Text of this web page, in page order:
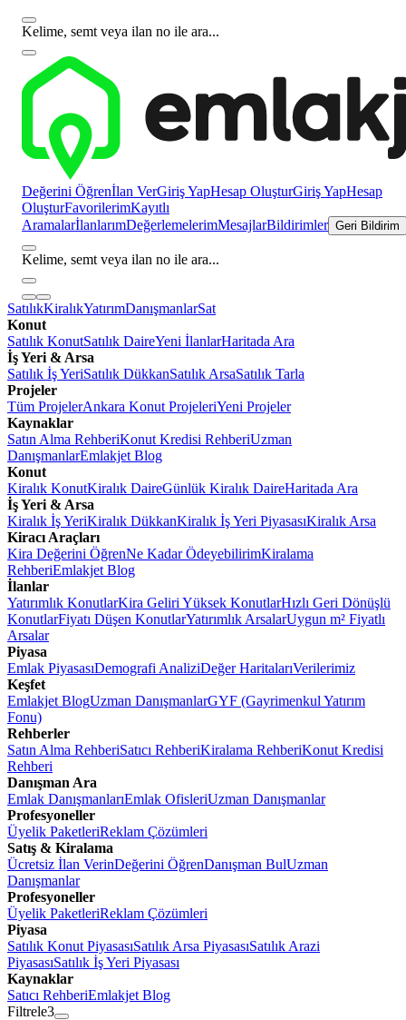
Kelime, semt veya ilan no ile ara...
Değerini Öğrenİlan VerGiriş YapHesap OluşturGiriş YapHesap
OluşturFavorilerimKayıtlı
AramalarİlanlarımDeğerlemelerimMesajlarBildirimler Geri Bildirim
Kelime, semt veya ilan no ile ara...
SatılıkKiralıkYatırımDanışmanlarSat
Konut
Satılık KonutSatılık DaireYeni İlanlarHaritada Ara
İş Yeri & Arsa
Satılık İş YeriSatılık DükkanSatılık ArsaSatılık Tarla
Projeler
Tüm ProjelerAnkara Konut ProjeleriYeni Projeler
Kaynaklar
Satın Alma RehberiKonut Kredisi RehberiUzman
DanışmanlarEmlakjet Blog
Konut
Kiralık KonutKiralık DaireGünlük Kiralık DaireHaritada Ara
İş Yeri & Arsa
Kiralık İş YeriKiralık DükkanKiralık İş Yeri PiyasasıKiralık Arsa
Kiracı Araçları
Kira Değerini ÖğrenNe Kadar ÖdeyebilirimKiralama
RehberiEmlakjet Blog
İlanlar
Yatırımlık KonutlarKira Geliri Yüksek KonutlarHızlı Geri Dönüşlü
KonutlarFiyatı Düşen KonutlarYatırımlık ArsalarUygun m² Fiyatlı
Arsalar
Piyasa
Emlak PiyasasıDemografi AnaliziDeğer HaritalarıVerilerimiz
Keşfet
Emlakjet BlogUzman DanışmanlarGYF (Gayrimenkul Yatırım
Fonu)
Rehberler
Satın Alma RehberiSatıcı RehberiKiralama RehberiKonut Kredisi
Rehberi
Danışman Ara
Emlak DanışmanlarıEmlak OfisleriUzman Danışmanlar
Profesyoneller
Üyelik PaketleriReklam Çözümleri
Satış & Kiralama
Ücretsiz İlan VerinDeğerini ÖğrenDanışman BulUzman
Danışmanlar
Profesyoneller
Üyelik PaketleriReklam Çözümleri
Piyasa
Satılık Konut PiyasasıSatılık Arsa PiyasasıSatılık Arazi
PiyasasıSatılık İş Yeri Piyasası
Kaynaklar
Satıcı RehberiEmlakjet Blog
Filtrele3